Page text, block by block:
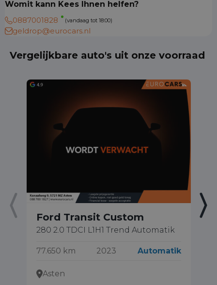
Womit kann Kees Ihnen helfen?
0887001828
(vandaag tot 18:00)
geldrop@eurocars.nl
Vergelijkbare auto's uit onze voorraad
Ford Transit Custom
280 2.0 TDCI L1H1 Trend Automatik
77.650 km 2023 Automatik
Asten